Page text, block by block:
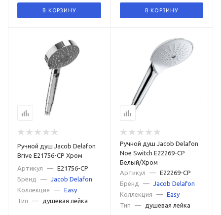
В КОРЗИНУ В КОРЗИНУ
Ручной душ Jacob Delafon
Brive E21756-CP Хром
Артикул
— E21756-CP
Бренд
—
Jacob Delafon
Коллекция
— Easy
Тип
— душевая лейка
Ручной душ Jacob Delafon
Noe Switch E22269-CP
Белый/Хром
Артикул
—
E22269-CP
Бренд
—
Jacob Delafon
Коллекция
—
Easy
Тип
— душевая лейка